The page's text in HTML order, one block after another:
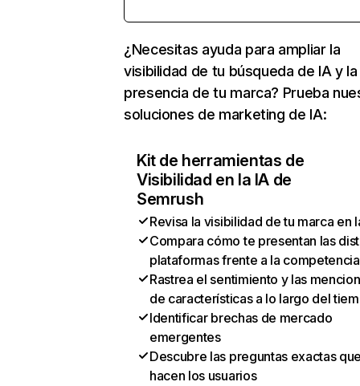
¿Necesitas ayuda para ampliar la
visibilidad de tu búsqueda de IA y la
presencia de tu marca? Prueba
soluciones de marketing de IA:
Kit de herramientas de
Visibilidad en la IA de
Semrush
Revisa la visibilidad de tu marca en
Compara cómo te presentan las
plataformas frente a la competencia
Rastrea el sentimiento y las
de características a lo largo del
Identificar brechas de mercado
emergentes
Descubre las preguntas exactas
hacen los usuarios